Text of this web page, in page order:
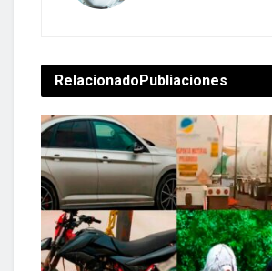
RelacionadoPubliaciones